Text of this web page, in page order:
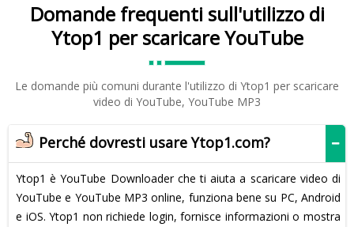
Domande frequenti sull'utilizzo di
Ytop1 per scaricare YouTube
Le domande più comuni durante l'utilizzo di Ytop1 per scaricare
video di YouTube, YouTube MP3
Perché dovresti usare Ytop1.com?
Ytop1 è YouTube Downloader che ti aiuta a scaricare video di
YouTube e YouTube MP3 online, funziona bene su PC, Android
e iOS. Ytop1 non richiede login, fornisce informazioni o mostra